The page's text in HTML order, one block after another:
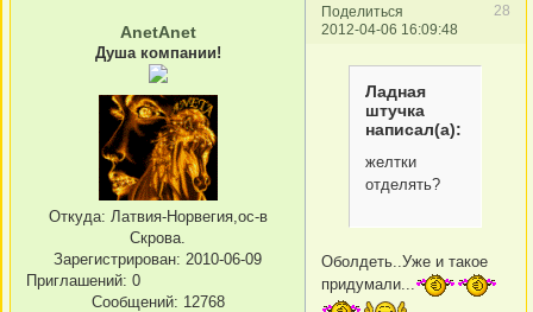
Поделиться
28
2012-04-06 16:09:48
AnetAnet
Душа компании!
Откуда: Латвия-Норвегия,ос-в
Скрова.
Зарегистрирован: 2010-06-09
Приглашений: 0
Сообщений: 12768
Ладная
штучка
написал(а):
желтки
отделять?
Оболдеть..Уже и такое
придумали...